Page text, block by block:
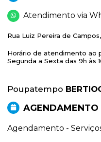
Atendimento via
Rua Luiz Pereira de Campos,
Horário de atendimento ao
Segunda a Sexta das 9h às
Poupatempo
AGENDAMENTO
Agendamento -